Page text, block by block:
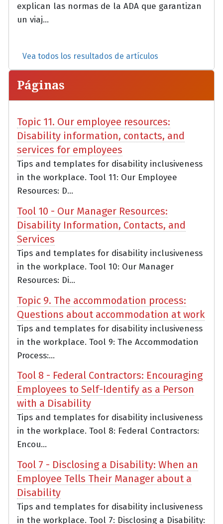
explican las normas de la ADA que garantizan
un viaj...
Vea todos los resultados de artículos
Páginas
Topic 11. Our employee resources:
Disability information, contacts, and
services for employees
Tips and templates for disability inclusiveness
in the workplace. Tool 11: Our Employee
Resources: D...
Tool 10 - Our Manager Resources:
Disability Information, Contacts, and
Services
Tips and templates for disability inclusiveness
in the workplace. Tool 10: Our Manager
Resources: Di...
Topic 9. The accommodation process:
Questions about accommodation at work
Tips and templates for disability inclusiveness
in the workplace. Tool 9: The Accommodation
Process:...
Tool 8 - Federal Contractors: Encouraging
Employees to Self-Identify as a Person
with a Disability
Tips and templates for disability inclusiveness
in the workplace. Tool 8: Federal Contractors:
Encou...
Tool 7 - Disclosing a Disability: When an
Employee Tells Their Manager about a
Disability
Tips and templates for disability inclusiveness
in the workplace. Tool 7: Disclosing a Disability: